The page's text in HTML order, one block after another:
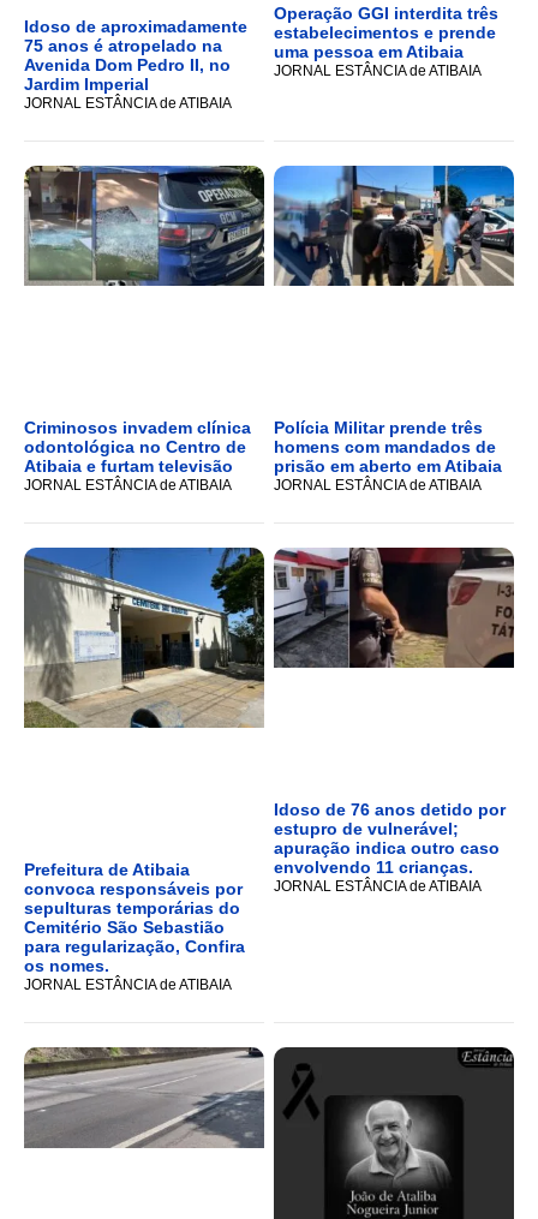
Idoso de aproximadamente
75 anos é atropelado na
Avenida Dom Pedro II, no
Jardim Imperial
JORNAL ESTÂNCIA de ATIBAIA
Operação GGI interdita três
estabelecimentos e prende
uma pessoa em Atibaia
JORNAL ESTÂNCIA de ATIBAIA
Criminosos invadem clínica
odontológica no Centro de
Atibaia e furtam televisão
JORNAL ESTÂNCIA de ATIBAIA
Polícia Militar prende três
homens com mandados de
prisão em aberto em Atibaia
JORNAL ESTÂNCIA de ATIBAIA
Prefeitura de Atibaia
convoca responsáveis por
sepulturas temporárias do
Cemitério São Sebastião
para regularização, Confira
os nomes.
JORNAL ESTÂNCIA de ATIBAIA
Idoso de 76 anos detido por
estupro de vulnerável;
apuração indica outro caso
envolvendo 11 crianças.
JORNAL ESTÂNCIA de ATIBAIA